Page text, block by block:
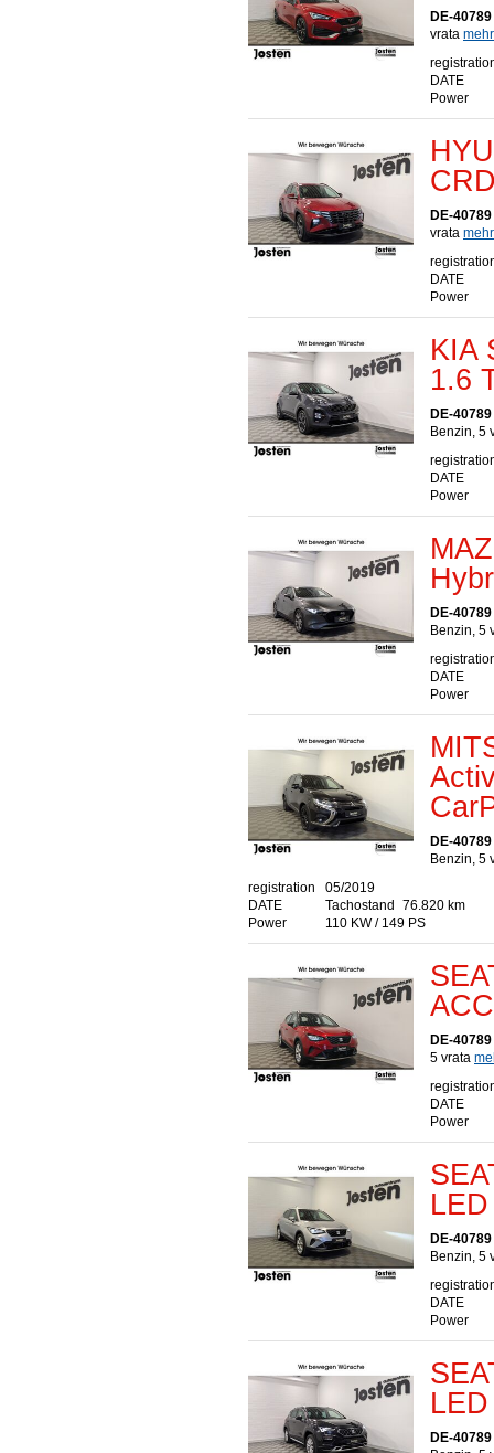
DE-
vrata
DATE
Power
DE-
vrata
DATE
Power
KIA
1.6
DE-
Benzin, 5
DATE
Power
DE-
Benzin, 5
DATE
Power
DE-
Benzin, 5
registration
DATE
05/2019
Tachostand
76.820 km
Power
110 KW / 149 PS
DE-
5 vrata
DATE
Power
DE-
Benzin, 5
DATE
Power
DE-